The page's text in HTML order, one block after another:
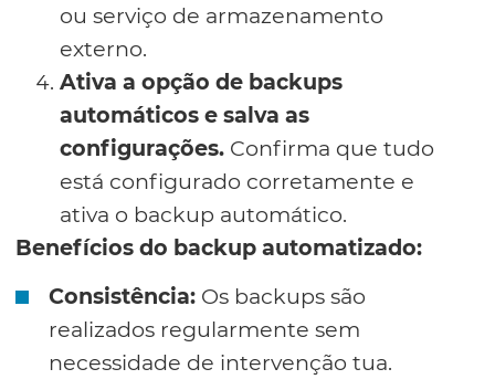
ou serviço de armazenamento
externo.
Ativa a opção de backups
automáticos e salva as
configurações. Confirma que tudo
está configurado corretamente e
ativa o backup automático.
Benefícios do backup automatizado:
Consistência: Os backups são
realizados regularmente sem
necessidade de intervenção tua.